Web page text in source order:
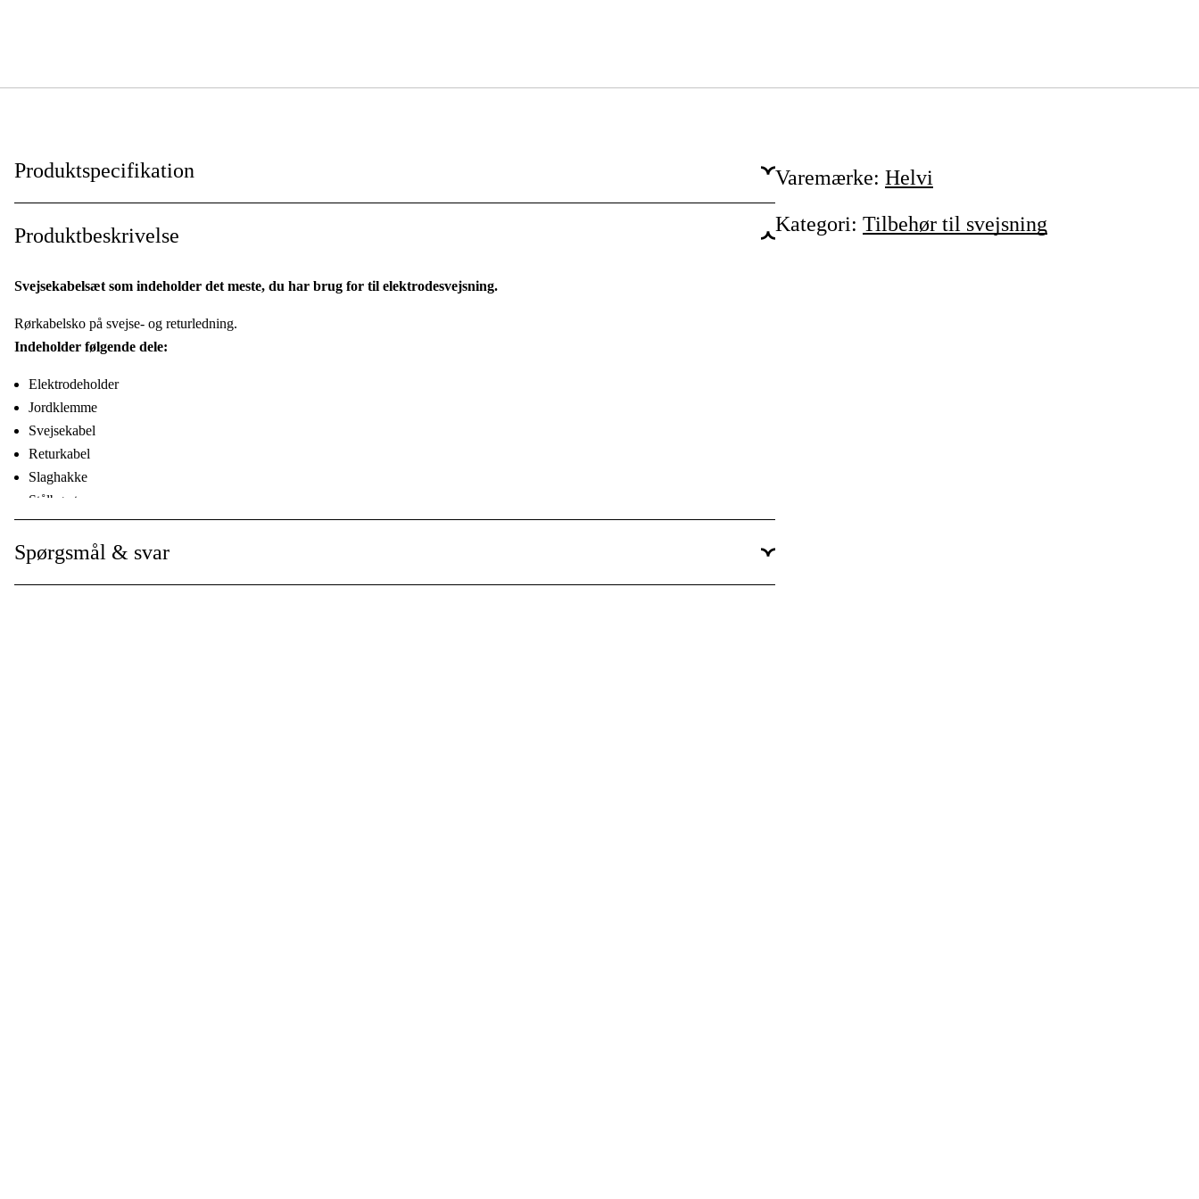
Produktspecifikation
Duab kategorifilter - Svets
Svetskabel
Produktbeskrivelse
Svejsekabelsæt som indeholder det meste, du har brug for til elektrodesvejsning.
Rørkabelsko på svejse- og returledning.
Indeholder følgende dele:
Elektrodeholder
Jordklemme
Svejsekabel
Returkabel
Slaghakke
Stålbørste
Svejsevisir
Spørgsmål & svar
Varemærke: Helvi
Kategori: Tilbehør til svejsning